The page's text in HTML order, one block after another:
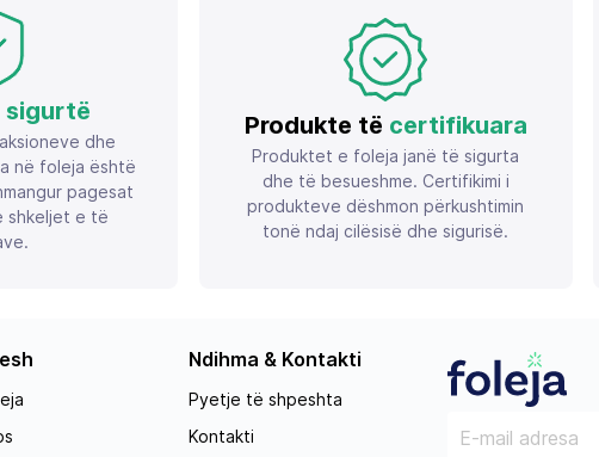
sigurtë
dhe
në foleja është
pagesat
shkeljet e të
Produkte të certifikuara
Produktet e foleja janë të sigurta
dhe të besueshme. Certifikimi i
produkteve dëshmon përkushtimin
tonë ndaj cilësisë dhe sigurisë.
Ndihma & Kontakti
Pyetje të shpeshta
Kontakti